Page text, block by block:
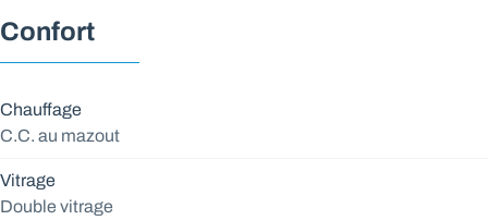
Confort
Chauffage
C.C. au mazout
Vitrage
Double vitrage